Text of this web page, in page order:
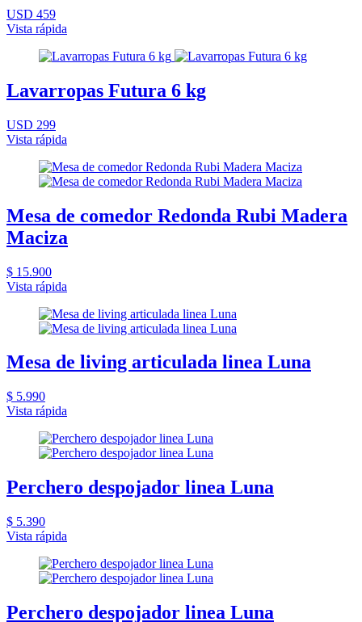
USD 459
Vista rápida
Lavarropas Futura 6 kg
USD 299
Vista rápida
Mesa de comedor Redonda Rubi Madera
Maciza
$ 15.900
Vista rápida
Mesa de living articulada linea Luna
$ 5.990
Vista rápida
Perchero despojador linea Luna
$ 5.390
Vista rápida
Perchero despojador linea Luna